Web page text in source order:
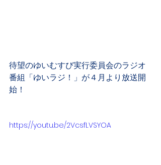
待望のゆいむすび実行委員会のラジオ
番組「ゆいラジ！」が４月より放送開
始！
https://youtu.be/2VcsfLVSYOA